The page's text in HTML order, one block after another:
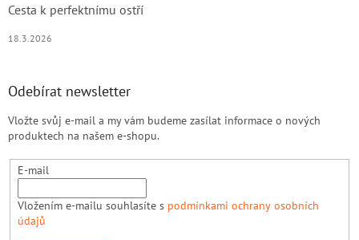
Cesta k perfektnímu ostří
18.3.2026
Odebírat newsletter
Vložte svůj e-mail a my vám budeme zasílat informace o nových
produktech na našem e-shopu.
E-mail
Vložením e-mailu souhlasíte s podmínkami ochrany osobních
údajů